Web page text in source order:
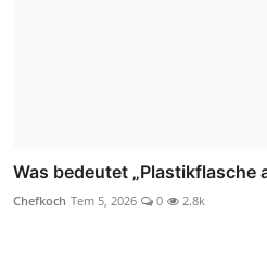
Was bedeutet „Plastikflasche
Chefkoch Tem 5, 2026 0 2.8k